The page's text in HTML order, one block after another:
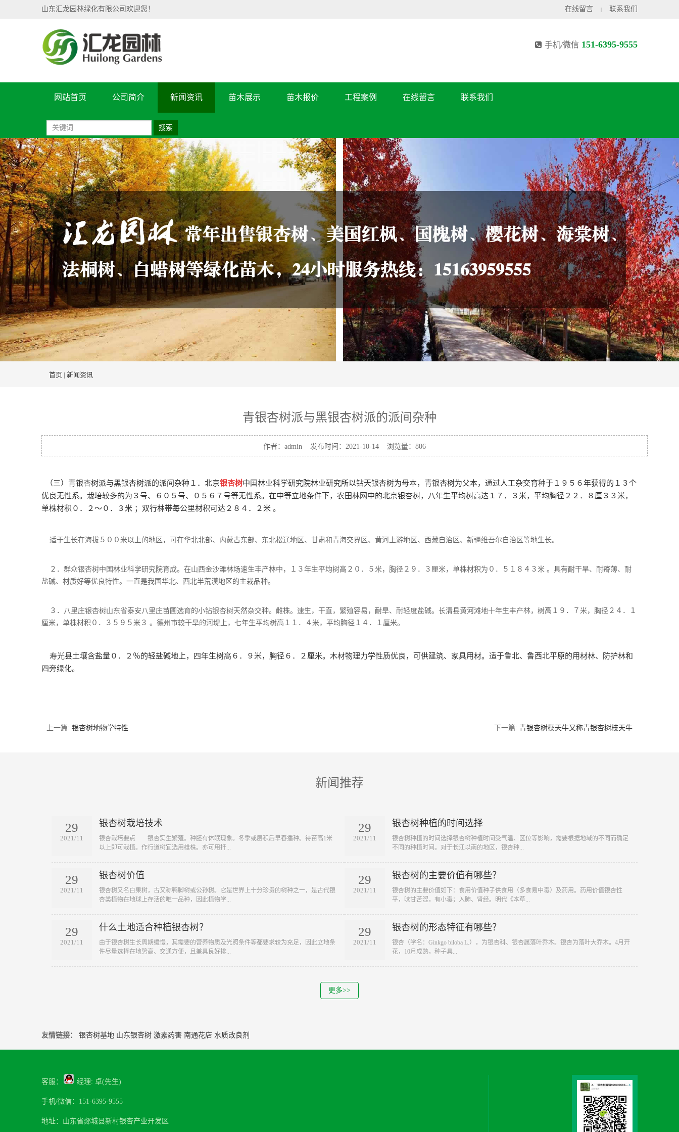
在线留言 | 联系我们
山东汇龙园林绿化有限公司欢迎您！
手机/微信 151-6395-9555
网站首页 公司简介 新闻资讯 苗木展示 苗木报价 工程案例 在线留言 联系我们
搜索
首页 | 新闻资讯
青银杏树派与黑银杏树派的派间杂种
作者：admin 发布时间：2021-10-14 浏览量： 806
（三）青银杏树派与黑银杏树派的派间杂种１．北京银杏树中国林业科学研究院林业研究所以钻天银杏树为母本，青银杏树为父本，通过人工杂交育种于１９５６年获得的１３个
优良无性系。栽培较多的为３号、６０５号、０５６７号等无性系。在中等立地条件下，农田林网中的北京银杏树，八年生平均树高达１７．３米，平均胸径２２．８厘３３米，
单株材积０．２～０．３米 ；双行林带每公里材积可达２８４．２米 。
适于生长在海拔５００米以上的地区，可在华北北部、内蒙古东部、东北松辽地区、甘肃和青海交界区、黄河上游地区、西藏自治区、新疆维吾尔自治区等地生长。
２．群众银杏树中国林业科学研究院育成。在山西金沙滩林场速生丰产林中，１３年生平均树高２０．５米，胸径２９．３厘米，单株材积为０．５１８４３米 。具有耐干旱、耐瘠薄、耐
盐碱、材质好等优良特性。一直是我国华北、西北半荒漠地区的主栽品种。
３．八里庄银杏树山东省泰安八里庄苗圃选育的小钻银杏树天然杂交种。雌株。速生，干直，繁殖容易，耐旱、耐轻度盐碱。长清县黄河滩地十年生丰产林，树高１９．７米，胸径２４．１
厘米，单株材积０．３５９５米３ 。德州市较干旱的河堤上，七年生平均树高１１．４米，平均胸径１４．１厘米。
寿光县土壤含盐量０．２％的轻盐碱地上，四年生树高６．９米，胸径６．２厘米。木材物理力学性质优良，可供建筑、家具用材。适于鲁北、鲁西北平原的用材林、防护林和
四旁绿化。
上一篇: 银杏树地物学特性 下一篇: 青银杏树楔天牛又称青银杏树枝天牛
新闻推荐
29
2021/11
银杏树栽培技术
​银杏栽培要点 银杏实生繁殖。种胚有休眠现象。冬季或层积后早春播种。待苗高1米
以上即可栽植。作行道树宜选用雄株。亦可用扦...
29
2021/11
银杏树价值
​银杏树又名白果树，古又称鸭脚树或公孙树。它是世界上十分珍贵的树种之一，是古代银
杏类植物在地球上存活的唯一品种，因此植物学...
29
2021/11
什么土地适合种植银杏树？
​由于银杏树生长周期缓慢，其需要的营养物质及光照条件等都要求较为充足，因此立地条
件尽量选择在地势高、交通方便，且兼具良好排...
29
2021/11
银杏树种植的时间选择
银杏树种植的时间选择银杏树种植时间受气温、区位等影响，需要根据地域的不同而确定
不同的种植时间。对于长江以南的地区，银杏种...
29
2021/11
银杏树的主要价值有哪些？
银杏树的主要价值如下：食用价值种子供食用（多食易中毒）及药用。药用价值银杏性
平，味甘苦涩，有小毒；入肺、肾经。明代《本草...
29
2021/11
银杏树的形态特征有哪些？
银杏（学名：Ginkgo biloba L.），为银杏科、银杏属落叶乔木。银杏为落叶大乔木。4月开
花，10月成熟，种子具...
更多>>
友情链接： 银杏树基地 山东银杏树 激素药害 南通花店 水质改良剂
客服： 经理: 卓(先生)
手机/微信：151-6395-9555
地址：山东省郯城县新村银杏产业开发区